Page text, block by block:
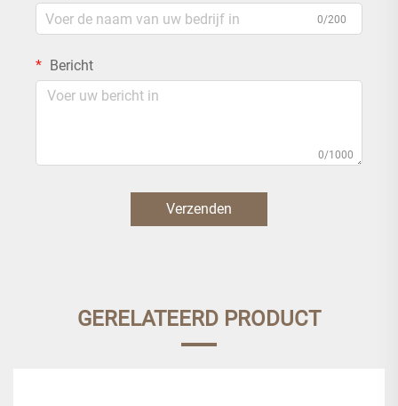
0/200
Bericht
0/1000
Verzenden
GERELATEERD PRODUCT